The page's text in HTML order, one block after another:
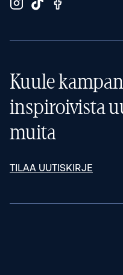
Kuule
inspiroivista
muita
TILAA UUTISKIRJE